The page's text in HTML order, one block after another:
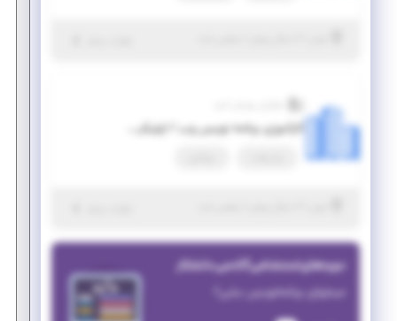
دوره‌های استخدامی آکادمی دانشکار
میخوای برنامه‌نویس بشی؟